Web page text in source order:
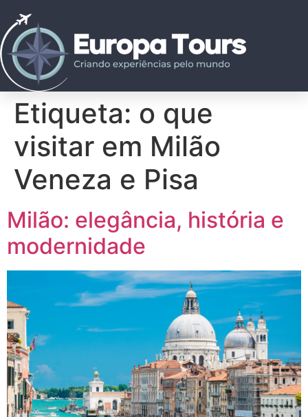
Etiqueta: o que
visitar em Milão
Veneza e Pisa
Milão: elegância, história e
modernidade